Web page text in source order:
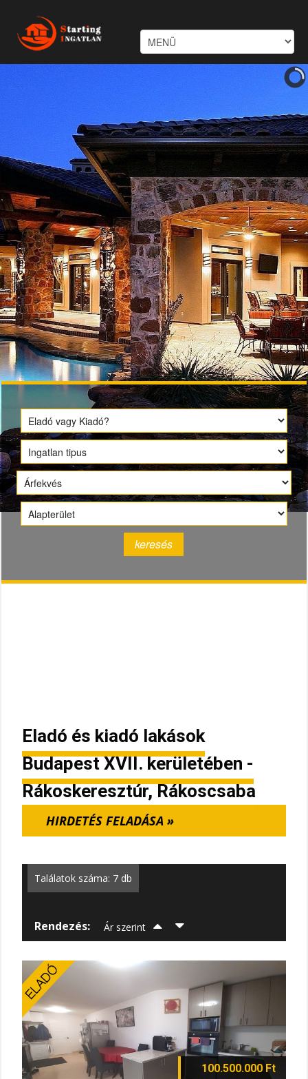
Eladó és kiadó lakások
Budapest XVII. kerületében -
Rákoskeresztúr, Rákoscsaba
HIRDETÉS FELADÁSA »
Találatok száma: 7 db
Rendezés: Ár szerint
100.500.000 Ft